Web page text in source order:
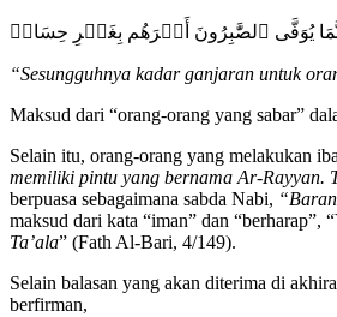
يُوَفَّى ٱلصَّٰبِرُونَ أَجۡرَهُم بِغَيۡرِ حِسَابٖ
“Sesungguhnya kadar ganjaran untuk
Maksud dari “orang-orang yang sabar”
Selain itu, orang-orang yang melakukan
memiliki pintu yang bernama Ar-Rayyan.
berpuasa sebagaimana sabda Nabi,
maksud dari kata “iman” dan “berharap”,
Ta’ala” (Fath Al-Bari, 4/149).
Selain balasan yang akan diterima di
berfirman,